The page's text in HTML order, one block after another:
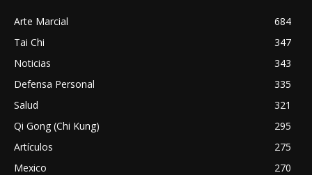
Arte Marcial
684
Tai Chi
347
Noticias
343
Defensa Personal
335
Salud
321
Qi Gong (Chi Kung)
295
Artículos
275
Mexico
270